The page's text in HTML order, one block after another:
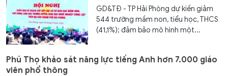
GD&TĐ - TP Hải Phòng dự kiến giảm
544 trường mầm non, tiểu học, THCS
(41,1%); đảm bảo mô hình một...
Phú Thọ khảo sát năng lực tiếng Anh hơn 7.000 giáo
viên phổ thông